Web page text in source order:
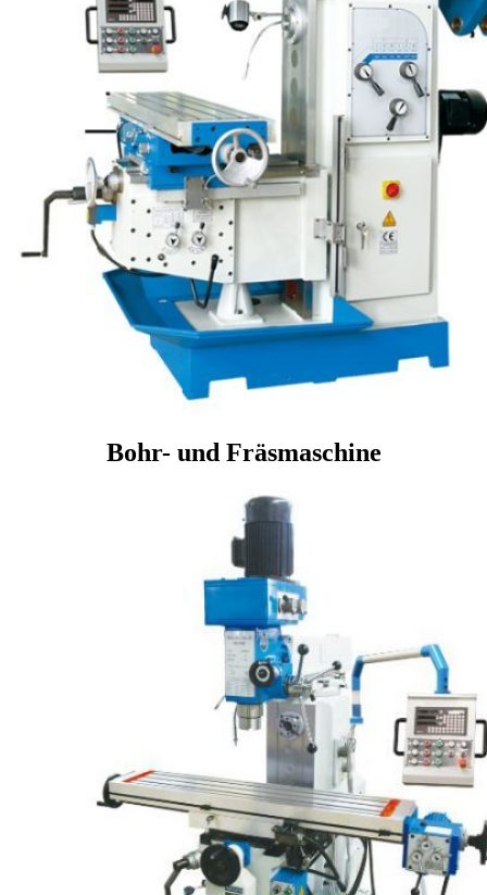
Bohr- und Fräsmaschine